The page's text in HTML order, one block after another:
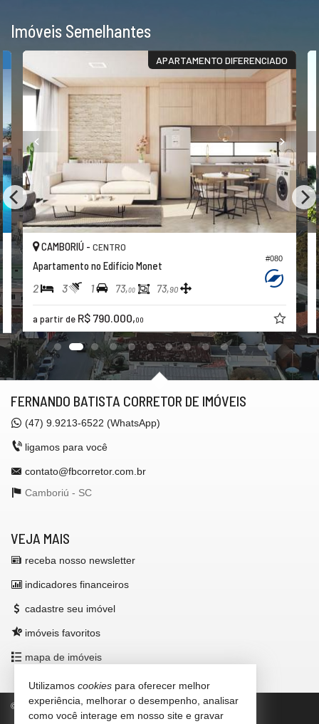
Imóveis Semelhantes
APARTAMENTO DIFERENCIADO
#080
CAMBORIÚ - CENTRO
Apartamento no Edifício Monet
2 3 1 73,00 73,90
a partir de R$ 790.000,00
FERNANDO BATISTA CORRETOR DE IMÓVEIS
(47) 9.9213-6522 (WhatsApp)
ligamos para você
contato@fbcorretor.com.br
Camboriú - SC
VEJA MAIS
receba nosso newsletter
indicadores financeiros
cadastre seu imóvel
imóveis favoritos
mapa de imóveis
© 2026 CRECI/SC 42.972-F Política de Privacidade
Utilizamos cookies para oferecer melhor
experiência, melhorar o desempenho, analisar
como você interage em nosso site e gravar